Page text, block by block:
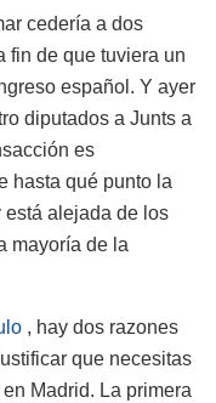
cedería a dos
fin de que tuviera un
español. Y ayer
diputados a Junts a
es
hasta qué punto la
alejada de los
mayoría de la
, hay dos razones
que necesitas
Madrid. La primera